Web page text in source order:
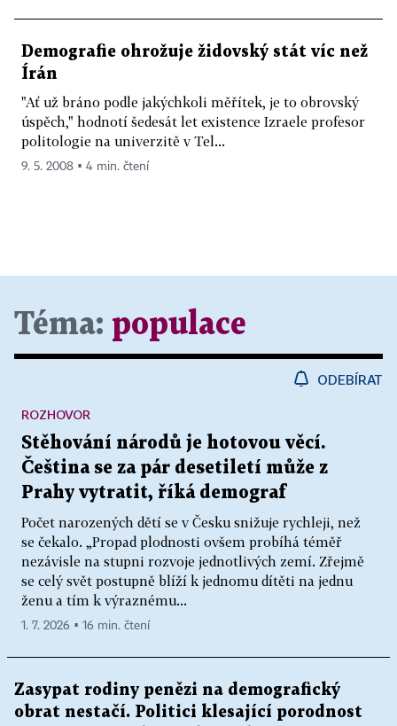
Demografie ohrožuje židovský stát víc než
Írán
"Ať už bráno podle jakýchkoli měřítek, je to obrovský
úspěch," hodnotí šedesát let existence Izraele profesor
politologie na univerzitě v Tel...
9. 5. 2008 ▪ 4 min. čtení
Téma: populace
ODEBÍRAT
Stěhování národů je hotovou věcí.
Čeština se za pár desetiletí může z
Prahy vytratit, říká demograf
Počet narozených dětí se v Česku snižuje rychleji, než
se čekalo. „Propad plodnosti ovšem probíhá téměř
nezávisle na stupni rozvoje jednotlivých zemí. Zřejmě
se celý svět postupně blíží k jednomu dítěti na jednu
ženu a tím k výraznému...
ROZHOVOR
1. 7. 2026 ▪ 16 min. čtení
Zasypat rodiny penězi na demografický
obrat nestačí. Politici klesající porodnost